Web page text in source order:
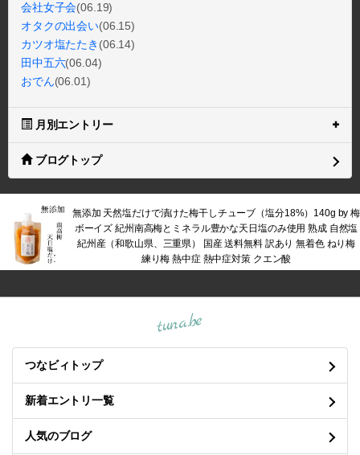
会社女子会(06.19)
オタクの出会い(06.15)
カツオ塩たたき (06.14)
田中五六(06.04)
おでん(06.01)
月別エントリー
ブログトップ
無添加 天然塩だけで漬けた梅干しチューブ（塩分18%）140g by 梅
ボーイズ 紀州南高梅とミネラル豊かな天日塩のみ使用 熟成 自然塩
紀州産（和歌山県、三重県） 国産 送料無料 訳あり 無着色 ねり梅
練り梅 熱中症 熱中症対策 クエン酸
tuna.be
つなビィトップ
新着エントリ一覧
人気のブログ